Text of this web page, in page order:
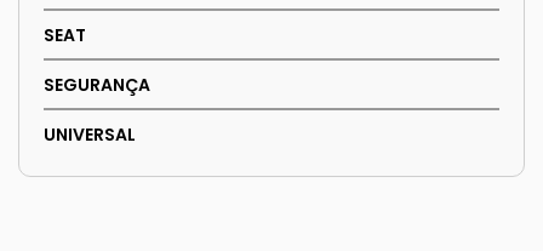
SEAT
SEGURANÇA
UNIVERSAL